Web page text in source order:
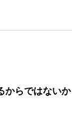
からではないか